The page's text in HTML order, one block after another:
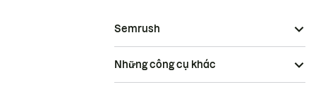
Semrush
Những công cụ khác